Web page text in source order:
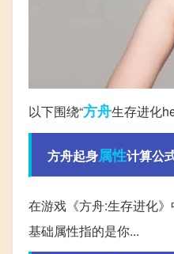
以下围绕“方舟生存进化
方舟起身属性计算公
在游戏《方舟:生存进化
基础属性指的是你...